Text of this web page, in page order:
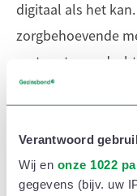
Verantwoord
Wij en onze 1022
gegevens (bijv. uw
digitaal als het
zorgbehoevende
met grote
betrokkenheid. Zo
waarbij participatie